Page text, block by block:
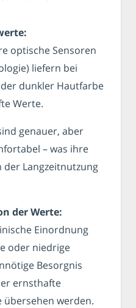
optische Sensoren
liefern bei
dunkler Hautfarbe
Werte.
genauer, aber
– was ihre
der Langzeitnutzung
der Werte:
Einordnung
oder niedrige
Besorgnis
ernsthafte
übersehen werden.